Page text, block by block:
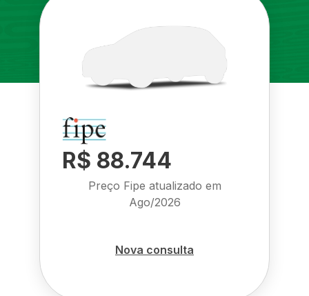
R$ 88.744
Preço Fipe atualizado em
Ago/2026
Nova consulta